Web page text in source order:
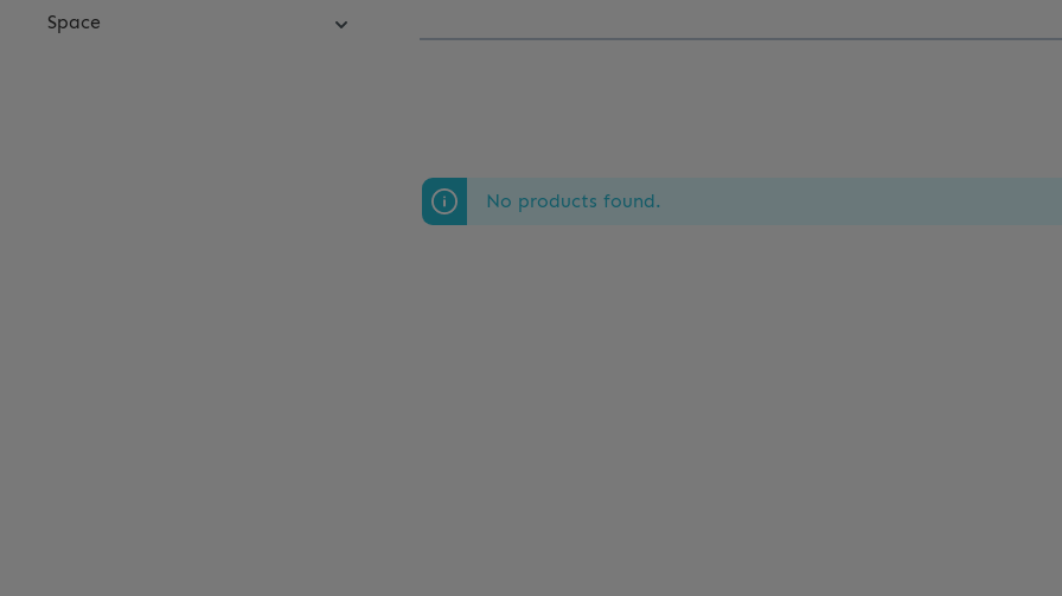
Space
No products found.